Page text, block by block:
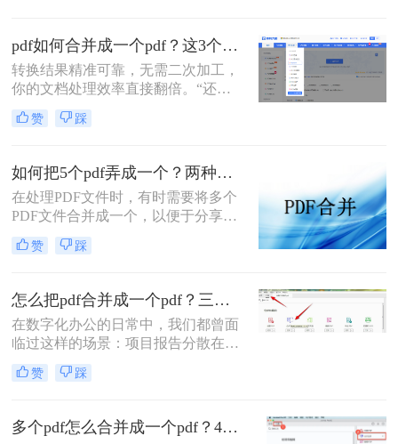
求。
PDF文档感到头疼？手动复制粘贴？
格式全乱。
pdf如何合并成一个pdf？这3个免费高效方法，职场人必须掌握！
转换结果精准可靠，无需二次加工，
你的文档处理效率直接翻倍。“还在
为合并几十个PDF报告而头疼？你浪
费在重复操作上的时间，够你学一个
评领域深耕多年的小编，我见过太多
职场朋友被基础的文档处理问题绊住
手脚。那么pdf如何合并成一个pdf
呢？
赞 踩
如何把5个pdf弄成一个？两种实用方法详解分享！
在处理PDF文件时，有时需要将多个
PDF文件合并成一个，以便于分享、
存储或打印。那么如何把5个pdf弄成
一个呢？本文将介绍两种将五个PDF
赞 踩
怎么把pdf合并成一个pdf？三招教你高效整合关键信息！
在数字化办公的日常中，我们都曾面
临过这样的场景：项目报告分散在多
个PDF里，学术论文章节各自独立，
或是一堆扫描合同需要整合。PDF合
响着我们的信息处理效率与专业形
象。那么怎么把pdf合并成一个pdf
赞 踩
多个pdf怎么合并成一个pdf？4种合并pdf方法详解！